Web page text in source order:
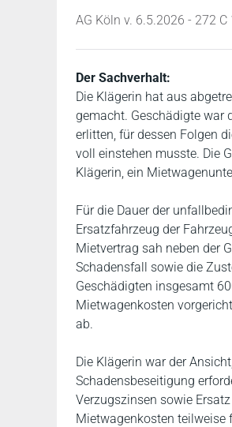
AG Köln v. 6.5.2026 - 272
Der Sachverhalt:
Die Klägerin hat aus
gemacht. Geschädigte war
erlitten, für dessen Folgen
voll einstehen musste. Die
Klägerin, ein
Für die Dauer der
Ersatzfahrzeug der
Mietvertrag sah neben der
Schadensfall sowie die
Geschädigten insgesamt
Mietwagenkosten
ab.
Die Klägerin war der
Schadensbeseitigung
Verzugszinsen sowie
Mietwagenkosten teilweise